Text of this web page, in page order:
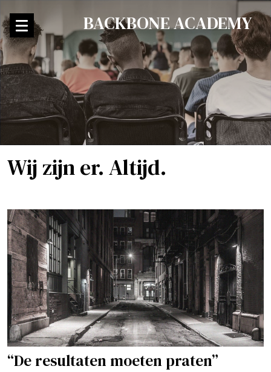
BACKBONE ACADEMY
Wij zijn er. Altijd.
“De resultaten moeten praten”